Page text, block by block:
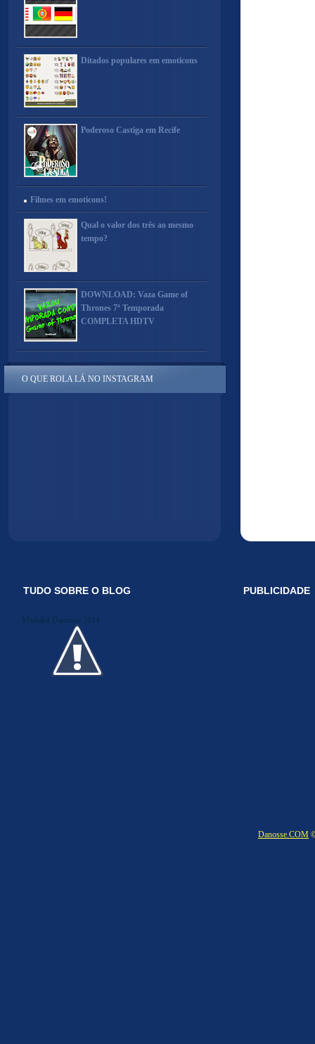
Ditados populares em emoticons
Poderoso Castiga em Recife
Filmes em emoticons!
Qual o valor dos três ao mesmo
tempo?
DOWNLOAD: Vaza Game of
Thrones 7ª Temporada
COMPLETA HDTV
O QUE ROLA LÁ NO INSTAGRAM
TUDO SOBRE O BLOG
Midiakit Danosse 2014
PUBLICIDADE
Danosse.COM